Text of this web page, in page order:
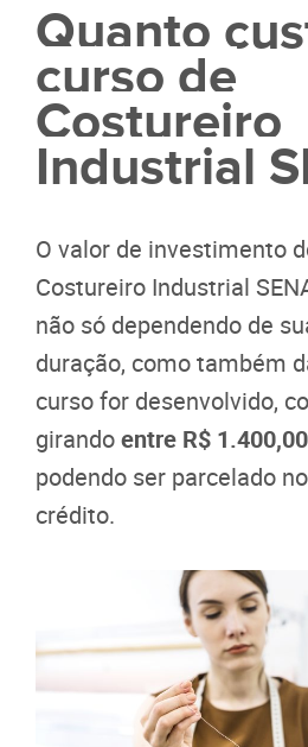
Quanto
curso de
Costureiro
Industrial
O valor de investimento
Costureiro Industrial
não só dependendo de
duração, como também
curso for desenvolvido,
girandoentre R$
podendo ser parcelado
crédito.